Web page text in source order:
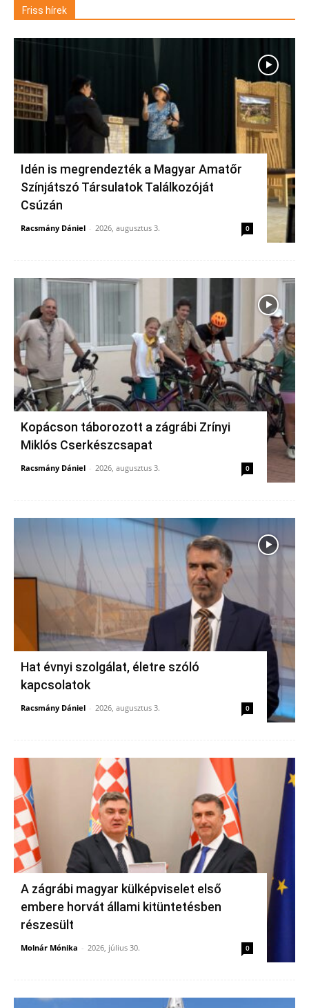
Friss hírek
Idén is megrendezték a Magyar Amatőr
Színjátszó Társulatok Találkozóját
Csúzán
Racsmány Dániel - 2026, augusztus 3. 0
Kopácson táborozott a zágrábi Zrínyi
Miklós Cserkészcsapat
Racsmány Dániel - 2026, augusztus 3. 0
Hat évnyi szolgálat, életre szóló
kapcsolatok
Racsmány Dániel - 2026, augusztus 3. 0
A zágrábi magyar külképviselet első
embere horvát állami kitüntetésben
részesült
Molnár Mónika - 2026, július 30. 0